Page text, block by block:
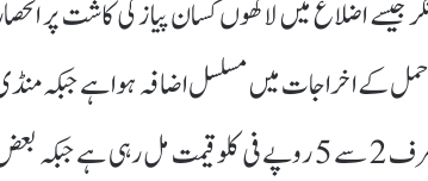
جیسے اضلاع میں لاکھوں کسان پیاز کی کاشت پر
حمل کے اخراجات میں مسلسل اضافہ ہوا ہے جبکہ
میں قیمتیں لاگت سے بھی نیچے چلی گئی ہیں۔ کئی بازاروں میں کسانوں کو صرف 2 سے 5 روپے فی کلو قیمت مل رہی ہے